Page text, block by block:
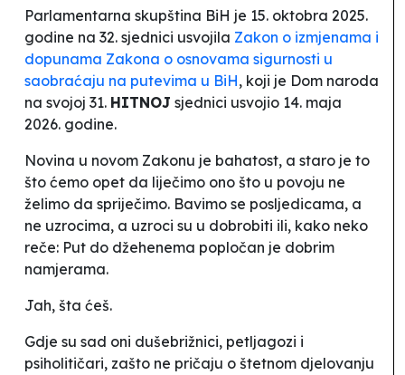
Parlamentarna skupština BiH je 15. oktobra 2025.
godine na 32. sjednici usvojila Zakon o izmjenama i
dopunama Zakona o osnovama sigurnosti u
saobraćaju na putevima u BiH, koji je Dom naroda
na svojoj 31. HITNOJ sjednici usvojio 14. maja
2026. godine.
Novina u novom Zakonu je bahatost, a staro je to
što ćemo opet da liječimo ono što u povoju ne
želimo da spriječimo. Bavimo se posljedicama, a
ne uzrocima, a uzroci su u dobrobiti ili, kako neko
reče: Put do džehenema popločan je dobrim
namjerama.
Jah, šta ćeš.
Gdje su sad oni dušebrižnici, petljagozi i
psiholitičari, zašto ne pričaju o štetnom djelovanju